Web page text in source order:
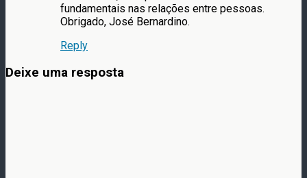
fundamentais nas relações entre pessoas.
Obrigado, José Bernardino.
Reply
Deixe uma resposta